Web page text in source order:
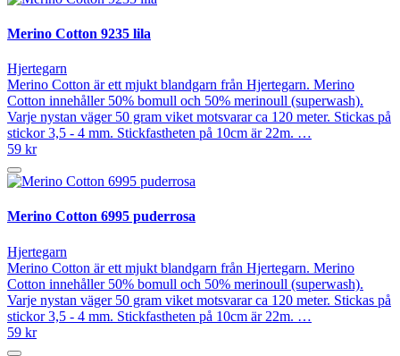
Merino Cotton 9235 lila
Hjertegarn
Merino Cotton är ett mjukt blandgarn från Hjertegarn. Merino
Cotton innehåller 50% bomull och 50% merinoull (superwash).
Varje nystan väger 50 gram viket motsvarar ca 120 meter. Stickas på
stickor 3,5 - 4 mm. Stickfastheten på 10cm är 22m. …
59 kr
Merino Cotton 6995 puderrosa
Hjertegarn
Merino Cotton är ett mjukt blandgarn från Hjertegarn. Merino
Cotton innehåller 50% bomull och 50% merinoull (superwash).
Varje nystan väger 50 gram viket motsvarar ca 120 meter. Stickas på
stickor 3,5 - 4 mm. Stickfastheten på 10cm är 22m. …
59 kr